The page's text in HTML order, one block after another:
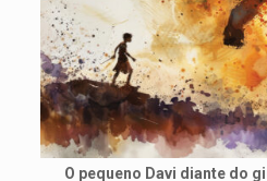
O pequeno Davi diante do